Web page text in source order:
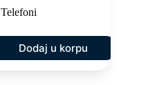
Telefoni
Dodaj u korpu